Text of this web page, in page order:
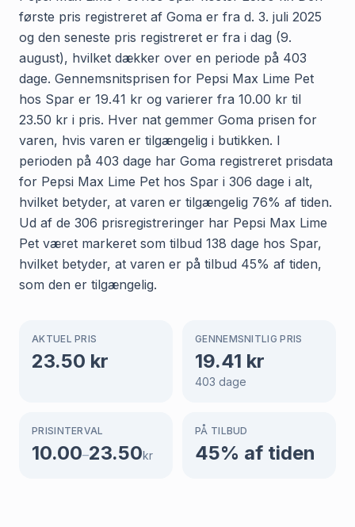
første pris registreret af Goma er fra d. 3. juli 2025
og den seneste pris registreret er fra i dag (9.
august), hvilket dækker over en periode på 403
dage. Gennemsnitsprisen for Pepsi Max Lime Pet
hos Spar er 19.41 kr og varierer fra 10.00 kr til
23.50 kr i pris. Hver nat gemmer Goma prisen for
varen, hvis varen er tilgængelig i butikken. I
perioden på 403 dage har Goma registreret prisdata
for Pepsi Max Lime Pet hos Spar i 306 dage i alt,
hvilket betyder, at varen er tilgængelig 76% af tiden.
Ud af de 306 prisregistreringer har Pepsi Max Lime
Pet været markeret som tilbud 138 dage hos Spar,
hvilket betyder, at varen er på tilbud 45% af tiden,
som den er tilgængelig.
AKTUEL PRIS
23.50 kr
GENNEMSNITLIG PRIS
19.41 kr
403 dage
PRISINTERVAL
10.00–23.50kr
PÅ TILBUD
45% af tiden